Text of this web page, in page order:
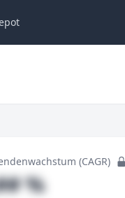
(CAGR)
%